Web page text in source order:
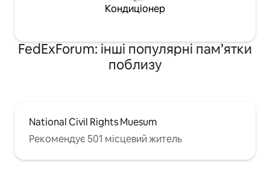
Кондиціонер
FedExForum: інші популярні пам’ятки
поблизу
National Civil Rights Muesum
Рекомендує 501 місцевий житель